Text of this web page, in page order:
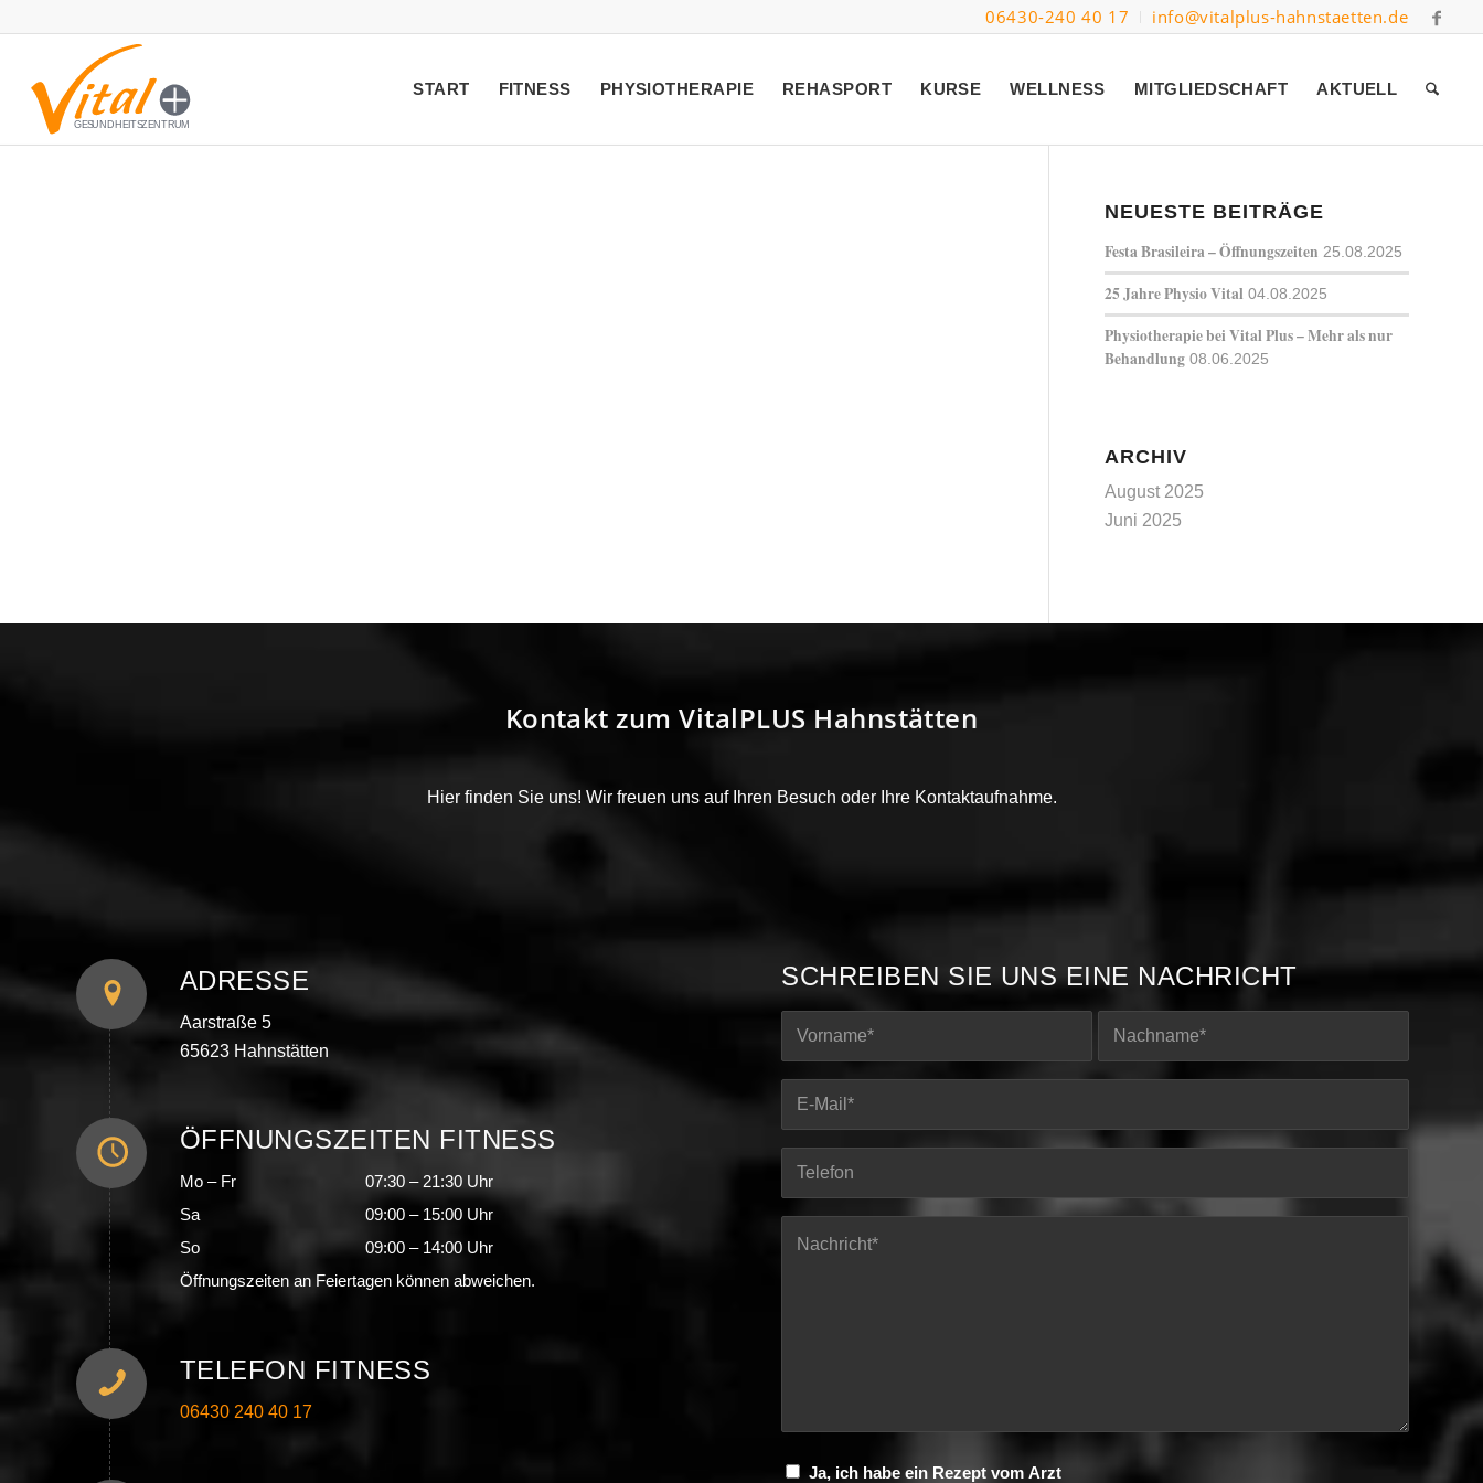
06430-240 40 17 info@vitalplus-hahnstaetten.de
G ESUNDHEITSZENTRUM
START FITNESS PHYSIOTHERAPIE REHASPORT KURSE WELLNESS MITGLIEDSCHAFT AKTUELL
NEUESTE BEITRÄGE
Festa Brasileira – Öffnungszeiten 25.08.2025
25 Jahre Physio Vital 04.08.2025
Physiotherapie bei Vital Plus – Mehr als nur
Behandlung 08.06.2025
ARCHIV
August 2025
Juni 2025
Kontakt zum VitalPLUS Hahnstätten
Hier finden Sie uns! Wir freuen uns auf Ihren Besuch oder Ihre Kontaktaufnahme.
ADRESSE
Aarstraße 5
65623 Hahnstätten
ÖFFNUNGSZEITEN FITNESS
Mo – Fr
07:30 – 21:30 Uhr
Sa
09:00 – 15:00 Uhr
So
09:00 – 14:00 Uhr
Öffnungszeiten an Feiertagen können abweichen.
TELEFON FITNESS
06430 240 40 17
SCHREIBEN SIE UNS EINE NACHRICHT
Ja, ich habe ein Rezept vom Arzt